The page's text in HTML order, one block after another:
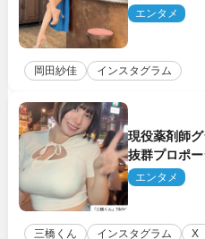
エンタメ
岡田紗佳 インスタグラム
現役薬剤師
抜群プロポー
「すっっっご
エンタメ
三橋くん インスタグラム X